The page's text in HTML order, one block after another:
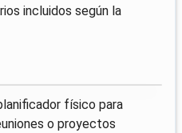
incluidos según la
físico para
o proyectos